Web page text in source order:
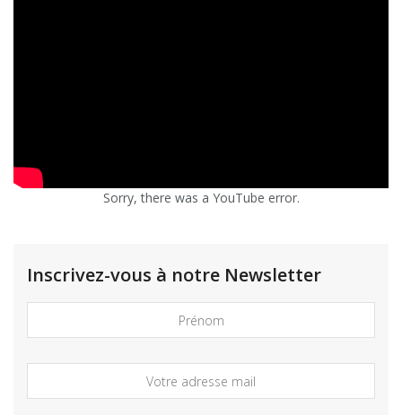
Sorry, there was a YouTube error.
Inscrivez-vous à notre Newsletter